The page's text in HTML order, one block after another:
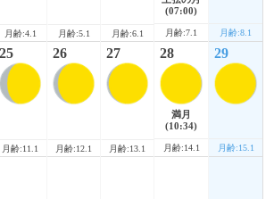
月齢:4.1 月齢:5.1 月齢:6.1
(07:00)
月齢:7.1 月齢:8.1
25
月齢:11.1
26
月齢:12.1
27
月齢:13.1
28
満月
(10:34)
月齢:14.1
29
月齢:15.1